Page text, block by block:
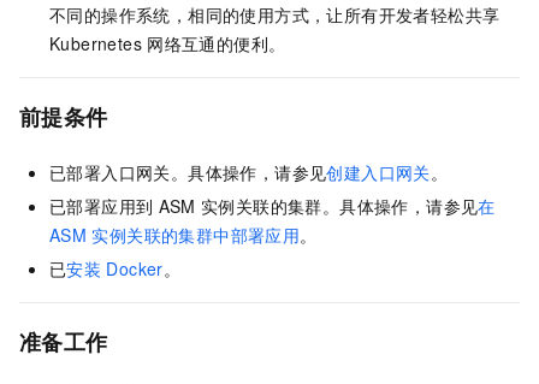
不同的操作系统，相同的使用方式，让所有开发者轻松共享
Kubernetes 网络互通的便利。
前提条件
已部署入口网关。具体操作，请参见创建入口网关。
已部署应用到 ASM 实例关联的集群。具体操作，请参见在
ASM 实例关联的集群中部署应用。
已安装 Docker。
准备工作